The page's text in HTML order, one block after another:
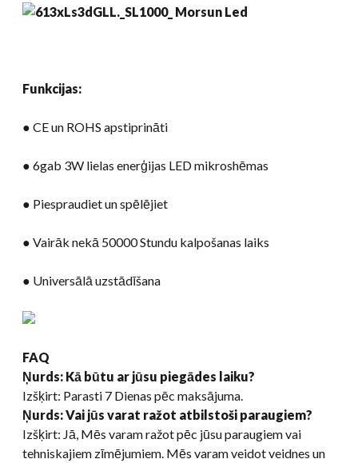
Funkcijas:
● CE un ROHS apstiprināti
● 6gab 3W lielas enerģijas LED mikroshēmas
● Piespraudiet un spēlējiet
● Vairāk nekā 50000 Stundu kalpošanas laiks
● Universālā uzstādīšana
FAQ
Ņurds: Kā būtu ar jūsu piegādes laiku?
Izšķirt: Parasti 7 Dienas pēc maksājuma.
Ņurds: Vai jūs varat ražot atbilstoši paraugiem?
Izšķirt: Jā, Mēs varam ražot pēc jūsu paraugiem vai
tehniskajiem zīmējumiem. Mēs varam veidot veidnes un